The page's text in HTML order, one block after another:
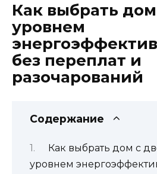
Как выбрать
уровнем
без переплат и
разочарований
Содержание
Как выбрать дом с
уровнем